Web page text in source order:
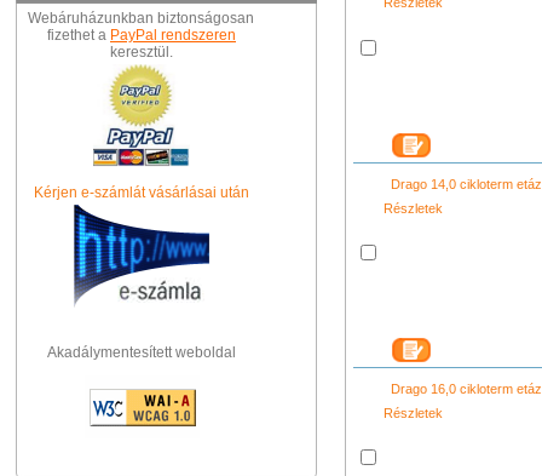
Webáruházunkban biztonságosan
fizethet a PayPal rendszeren
keresztül.
Kérjen e-számlát vásárlásai után
Akadálymentesített weboldal
Drago 14,0 cikloterm
Részletek
Drago 16,0 cikloterm
Részletek